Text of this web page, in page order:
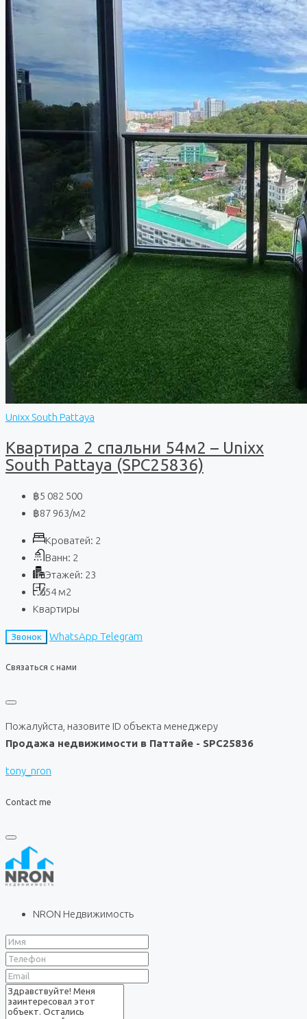
Unixx South Pattaya
Квартира 2 спальни 54м2 – Unixx
South Pattaya (SPC25836)
฿5 082 500
฿87 963/м2
Кроватей: 2
Ванн: 2
Этажей: 23
54 м2
Квартиры
Звонок WhatsApp Telegram
Связаться с нами
Пожалуйста, назовите ID объекта менеджеру
Продажа недвижимости в Паттайе - SPC25836
tony_nron
Contact me
NRON Недвижимость